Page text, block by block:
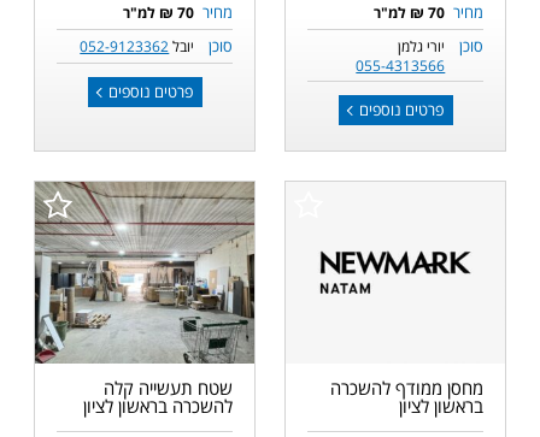
מחיר 70 ₪ למ"ר
סוכן
יורי גלמן
055-4313566
פרטים נוספים
מחיר 70 ₪ למ"ר
סוכן יובל052-9123362
פרטים נוספים
מחסן ממודף להשכרה
בראשון לציון
שטח תעשייה קלה
להשכרה בראשון לציון